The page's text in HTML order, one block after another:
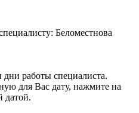
Беломестнова
работы специалиста.
для Вас дату, нажмите на
датой.